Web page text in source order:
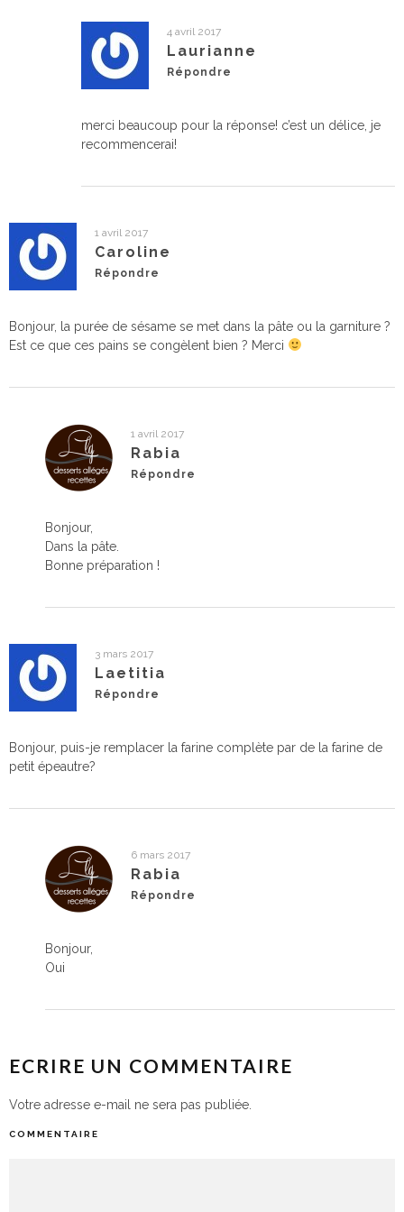
4 avril 2017
Laurianne
Répondre
merci beaucoup pour la réponse! c’est un délice, je
recommencerai!
1 avril 2017
Caroline
Répondre
Bonjour, la purée de sésame se met dans la pâte ou la garniture ?
Est ce que ces pains se congèlent bien ? Merci
1 avril 2017
Rabia
Répondre
Bonjour,
Dans la pâte.
Bonne préparation !
3 mars 2017
Laetitia
Répondre
Bonjour, puis-je remplacer la farine complète par de la farine de
petit épeautre?
6 mars 2017
Rabia
Répondre
Bonjour,
Oui
ECRIRE UN COMMENTAIRE
Votre adresse e-mail ne sera pas publiée.
COMMENTAIRE